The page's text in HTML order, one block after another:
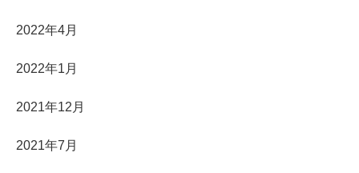
2022年4月
2022年1月
2021年12月
2021年7月